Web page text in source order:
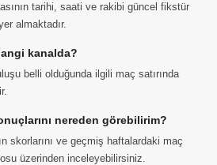
tarihi, saati ve rakibi güncel fikstür
almaktadır.
kanalda?
belli olduğunda ilgili maç satırında
nereden görebilirim?
skorlarını ve geçmiş haftalardaki maç
üzerinden inceleyebilirsiniz.